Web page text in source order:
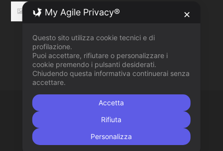
Top Fashion Trends 2025 Primavera/Estate
3 APRILE 2025
COPYRIGHT 2015 © AN AZTEC DESIGN CLINIK
CHI SIAMO LISTINO NEWS
PRIVACY POLICY
My Agile Privacy® ✕
Questo sito utilizza cookie tecnici e di
profilazione.
Puoi accettare, rifiutare o personalizzare i
cookie premendo i pulsanti desiderati.
Chiudendo questa informativa continuerai senza
accettare.
Accetta
Rifiuta
Personalizza